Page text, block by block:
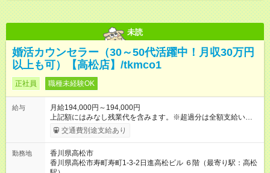
未読
婚活カウンセラー（30～50代活躍中！月収30万円
以上も可）【高松店】/tkmco1
正社員 職種未経験OK
給与
月給194,000円～194,000円
上記額にはみなし残業代を含みます。※超過分は全額支給いたし
ます。 みなし残業代 14,000円／月 みなし残業時間 10時間／月
※月給は経験・スキルを考慮の上、決定します。 ※月給には、み
額支給。 ※上記の月給（固定給）に加えて、成果に応じた【イ
ンセンティブ】あり（年収例参照）。 ※試用期間は2ヶ月で、そ
交通費別途支給あり
勤務地
香川県高松市
香川県高松市寿町寿町1-3-2日進高松ビル ６階（最寄り駅：高松